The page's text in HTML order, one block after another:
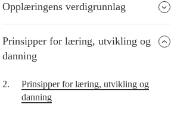
Opplæringens verdigrunnlag
Prinsipper for læring, utvikling og
danning
2.
Prinsipper for læring, utvikling og
danning